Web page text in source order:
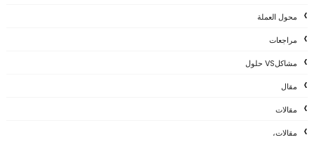
محول العملة
مراجعات
مشاكلVS حلول
مقال
مقالات
مقالات،